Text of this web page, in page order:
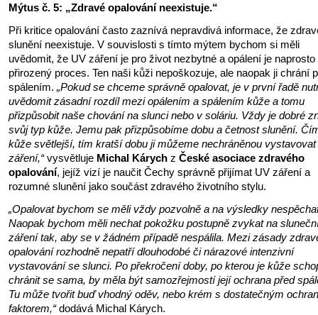
Mýtus č. 5: „Zdravé opalování neexistuje.“
Při kritice opalování často zaznívá nepravdivá informace, že
slunění neexistuje. V souvislosti s tímto mýtem bychom si měli
uvědomit, že UV záření je pro život nezbytné a opálení je naprosto
přirozený proces. Ten naši kůži nepoškozuje, ale naopak ji chrání
spálením. „Pokud se chceme správně opalovat, je v první řadě
uvědomit zásadní rozdíl mezi opálením a spálením kůže a tomu
přizpůsobit naše chování na slunci nebo v soláriu. Vždy je dobré
svůj typ kůže. Jemu pak přizpůsobíme dobu a četnost slunění.
kůže světlejší, tím kratší dobu ji můžeme nechráněnou
záření,“vysvětluje Michal Kárych z České asociace zdravého
opalování, jejíž vizí je naučit Čechy správně přijímat UV záření a
rozumné slunění jako součást zdravého životního stylu.
„Opalovat bychom se měli vždy pozvolně a na výsledky
Naopak bychom měli nechat pokožku postupně zvykat na
záření tak, aby se v žádném případě nespálila. Mezi zásady
opalování rozhodně nepatří dlouhodobé či nárazové intenzivní
vystavování se slunci. Po překročení doby, po kterou je kůže
chránit se sama, by měla být samozřejmostí její ochrana před
Tu může tvořit buď vhodný oděv, nebo krém s dostatečným
faktorem,“dodává Michal Kárych.